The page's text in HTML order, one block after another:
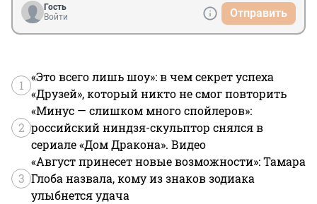
Гость
Войти
Отправить
1
«Это всего лишь шоу»: в чем секрет успеха
«Друзей», который никто не смог повторить
2
«Минус — слишком много спойлеров»:
российский ниндзя-скульптор снялся в
сериале «Дом Дракона». Видео
3
«Август принесет новые возможности»: Тамара
Глоба назвала, кому из знаков зодиака
улыбнется удача